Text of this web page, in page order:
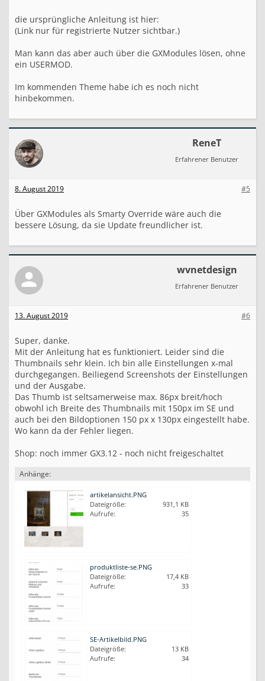
die ursprüngliche Anleitung ist hier:
(Link nur für registrierte Nutzer sichtbar.)
Man kann das aber auch über die GXModules lösen, ohne
ein USERMOD.
Im kommenden Theme habe ich es noch nicht
hinbekommen.
ReneT
Erfahrener Benutzer
#5
8. August 2019
Über GXModules als Smarty Override wäre auch die
bessere Lösung, da sie Update freundlicher ist.
wvnetdesign
Erfahrener Benutzer
#6
13. August 2019
Super, danke.
Mit der Anleitung hat es funktioniert. Leider sind die
Thumbnails sehr klein. Ich bin alle Einstellungen x-mal
durchgegangen. Beiliegend Screenshots der Einstellungen
und der Ausgabe.
Das Thumb ist seltsamerweise max. 86px breit/hoch
obwohl ich Breite des Thumbnails mit 150px im SE und
auch bei den Bildoptionen 150 px x 130px eingestellt habe.
Wo kann da der Fehler liegen.
Shop: noch immer GX3.12 - noch nicht freigeschaltet
Anhänge:
artikelansicht.PNG
Dateigröße:
931,1 KB
Aufrufe:
35
produktliste-se.PNG
Dateigröße:
17,4 KB
Aufrufe:
33
SE-Artikelbild.PNG
Dateigröße:
13 KB
Aufrufe:
34